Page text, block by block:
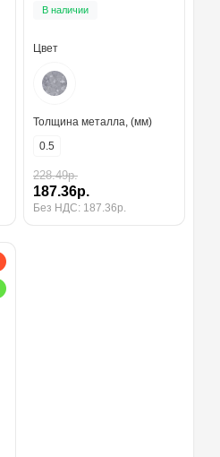
В наличии
Цвет
Толщина металла, (мм)
0.5
228.49р.
187.36р.
Без НДС: 187.36р.